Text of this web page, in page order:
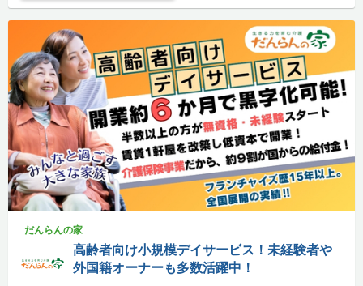
だんらんの家
高齢者向け小規模デイサービス！未経験者や
外国籍オーナーも多数活躍中！